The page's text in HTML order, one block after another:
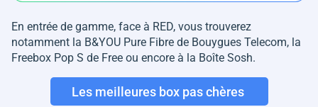
En entrée de gamme, face à RED, vous trouverez
notamment la B&YOU Pure Fibre de Bouygues Telecom, la
Freebox Pop S de Free ou encore à la Boîte Sosh.
Les meilleures box pas chères